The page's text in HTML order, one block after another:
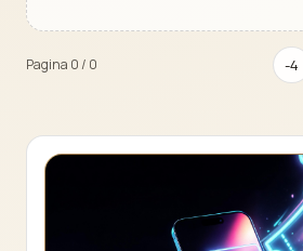
Pagina 0 / 0 -4